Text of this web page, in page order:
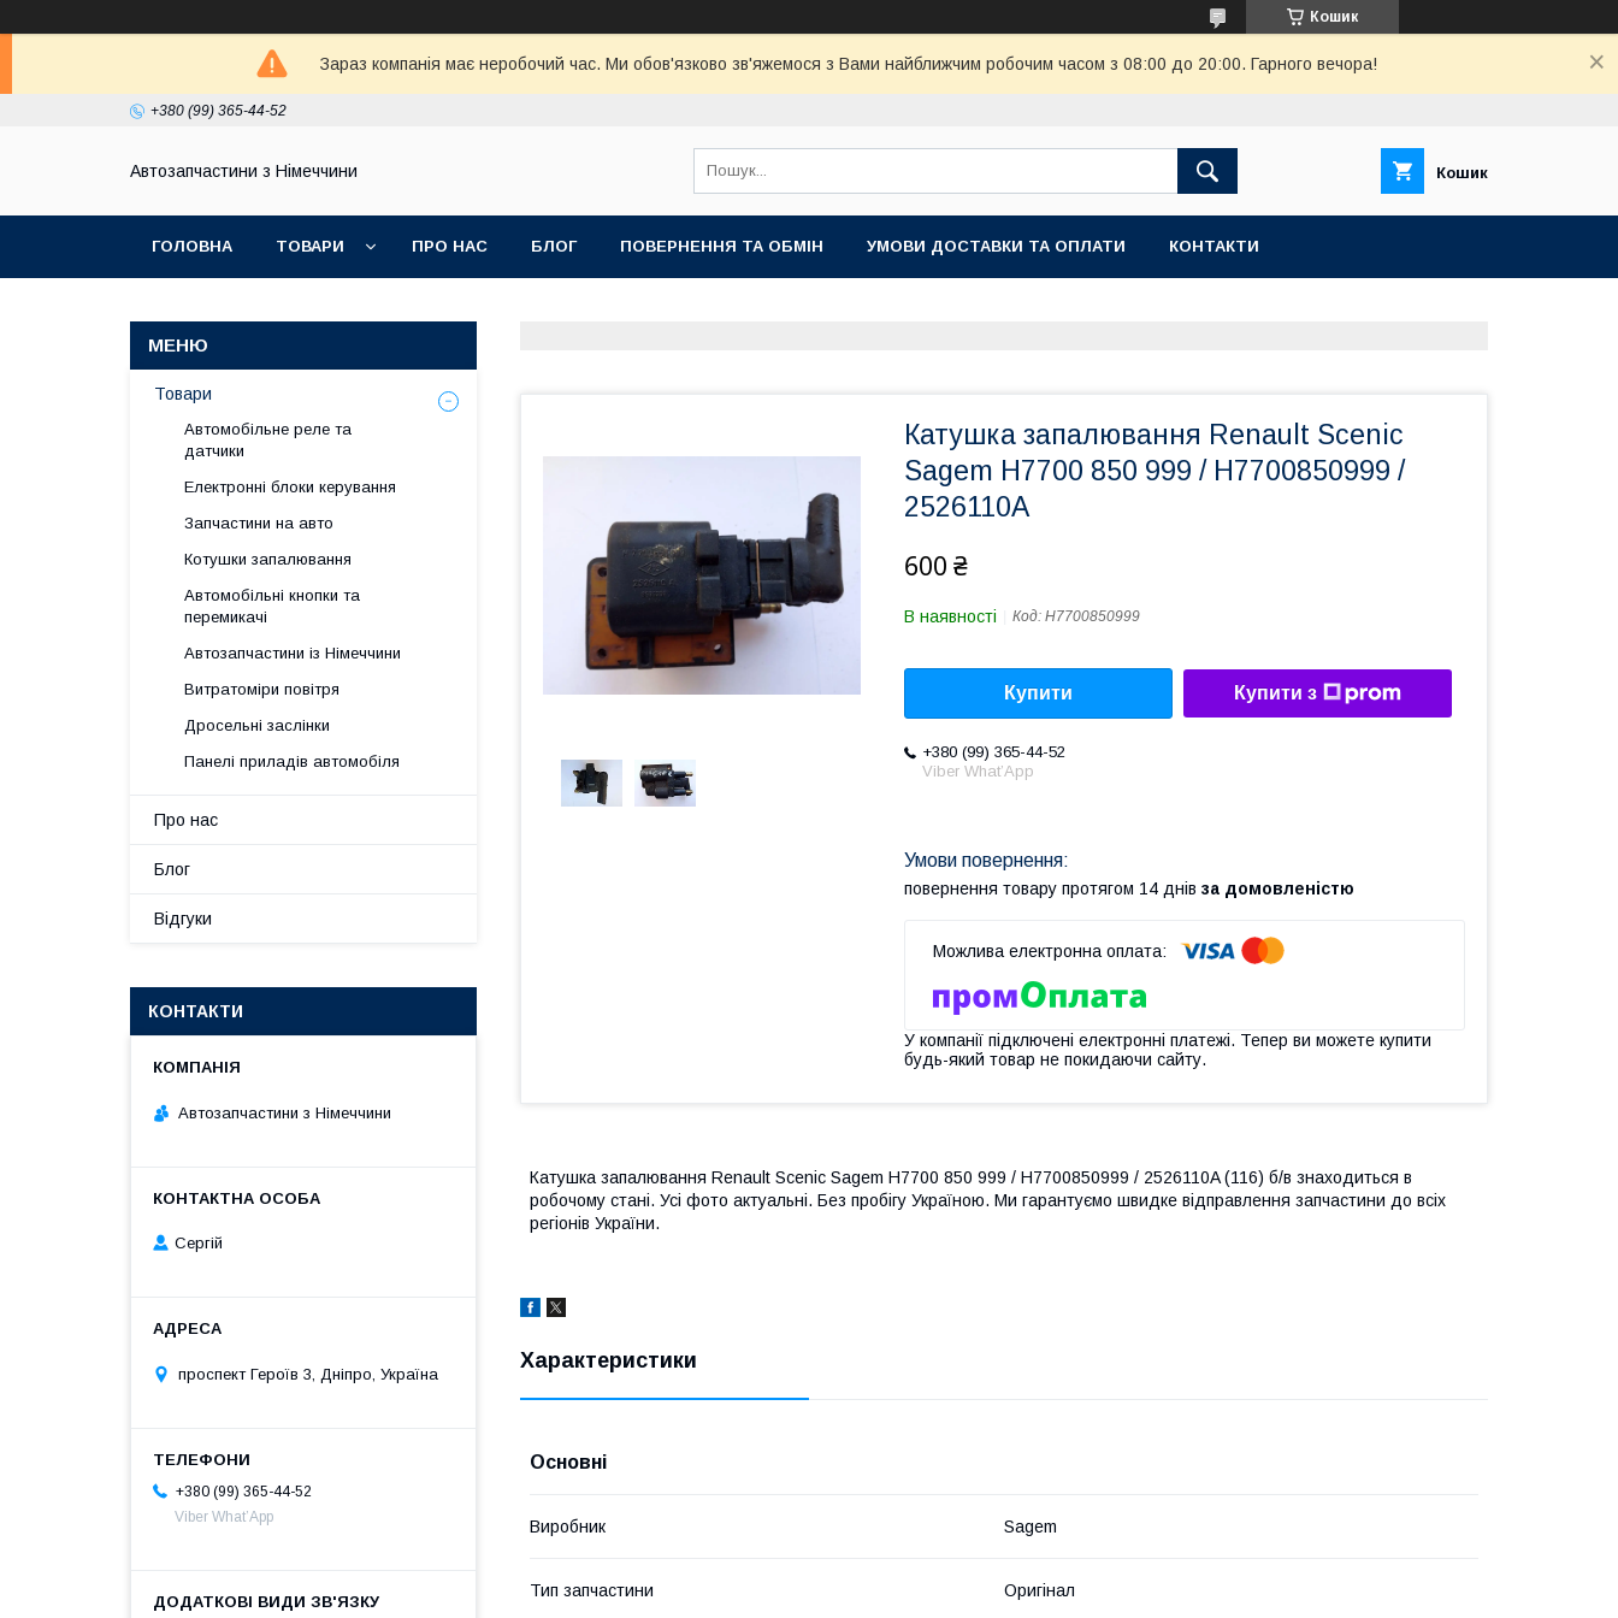
Кошик
Зараз компанія має неробочий час. Ми обов'язково зв'яжемося з Вами найближчим робочим часом з 08:00 до 20:00. Гарного вечора!
+380 (99) 365-44-52
Автозапчастини з Німеччини Кошик
ГОЛОВНА ТОВАРИ ПРО НАС БЛОГ ПОВЕРНЕННЯ ТА ОБМІН УМОВИ ДОСТАВКИ ТА ОПЛАТИ КОНТАКТИ
Катушка запалювання Renault Scenic
Sagem H7700 850 999 / H7700850999 /
2526110A
600 ₴
В наявності Код: H7700850999
Купити Купити з
+380 (99) 365-44-52
Viber What’App
повернення товару протягом 14 днів за домовленістю
У компанії підключені електронні платежі. Тепер ви можете купити
будь-який товар не покидаючи сайту.
Катушка запалювання Renault Scenic Sagem H7700 850 999 / H7700850999 / 2526110A (116) б/в знаходиться в
робочому стані. Усі фото актуальні. Без пробігу Україною. Ми гарантуємо швидке відправлення запчастини до всіх
регіонів України.
Характеристики
Основні
Виробник Sagem
Тип запчастини Оригінал
Товари
Автомобільне реле та
датчики
Електронні блоки керування
Запчастини на авто
Котушки запалювання
Автомобільні кнопки та
перемикачі
Автозапчастини із Німеччини
Витратоміри повітря
Дросельні заслінки
Панелі приладів автомобіля
Про нас
Блог
Відгуки
КОНТАКТИ
Автозапчастини з Німеччини
Сергій
проспект Героїв 3, Дніпро, Україна
+380 (99) 365-44-52
Viber What’App